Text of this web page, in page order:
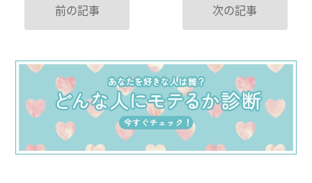
前の記事 次の記事